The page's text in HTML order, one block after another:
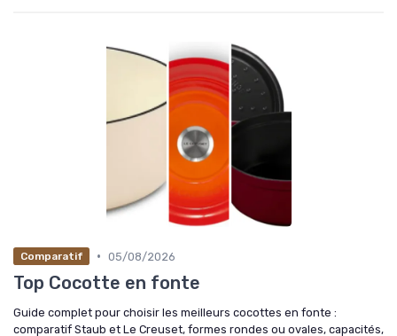
Comparatif • 05/08/2026
Top Cocotte en fonte
Guide complet pour choisir les meilleurs cocottes en fonte :
comparatif Staub et Le Creuset, formes rondes ou ovales, capacités,